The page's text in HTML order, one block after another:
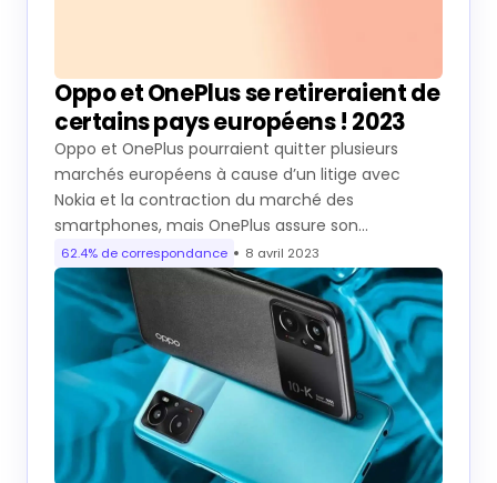
Oppo et OnePlus se retireraient de
certains pays européens ! 2023
Oppo et OnePlus pourraient quitter plusieurs
marchés européens à cause d’un litige avec
Nokia et la contraction du marché des
smartphones, mais OnePlus assure son…
62.4% de correspondance 8 avril 2023